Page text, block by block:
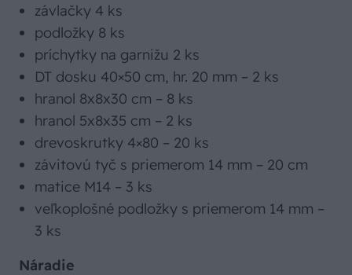
závlačky 4 ks
podložky 8 ks
príchytky na garnižu 2 ks
DT dosku 40×50 cm, hr. 20 mm – 2 ks
hranol 8x8x30 cm – 8 ks
hranol 5x8x35 cm – 2 ks
drevoskrutky 4×80 – 20 ks
závitovú tyč s priemerom 14 mm – 20 cm
matice M14 – 3 ks
veľkoplošné podložky s priemerom 14 mm –
3 ks
Náradie